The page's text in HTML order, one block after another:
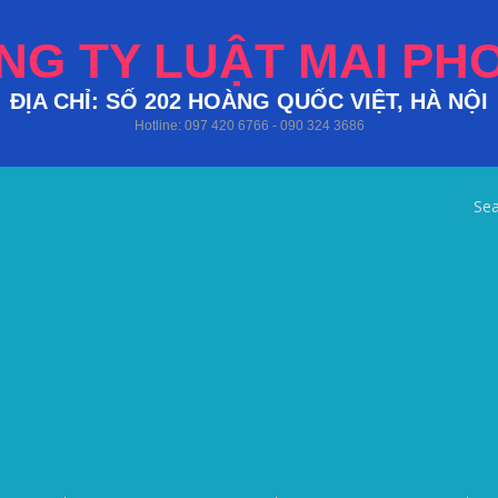
TY LUẬT MAI
ĐỊA CHỈ: SỐ 202 HOÀNG QUỐC VIỆT, HÀ NỘI
Hotline: 097 420 6766 - 090 324 3686